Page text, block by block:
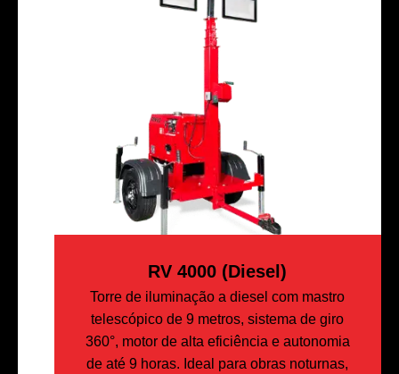
RV 4000 (diesel)
Torre de iluminação a diesel com mastro
telescópico de 9 metros, sistema de giro
360°, motor de alta eficiência e autonomia
de até 9 horas. Ideal para obras noturnas,